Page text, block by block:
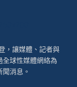
，讓媒體、記者與
全球性媒體網絡為
消息。